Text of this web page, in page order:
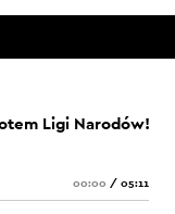
Ligi Narodów!
00:00 / 05:11